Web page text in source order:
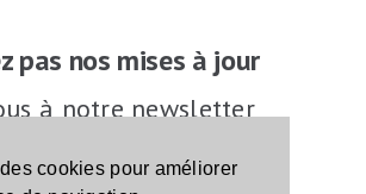
cookies pour améliorer
pas nos mises à jour
à notre newsletter